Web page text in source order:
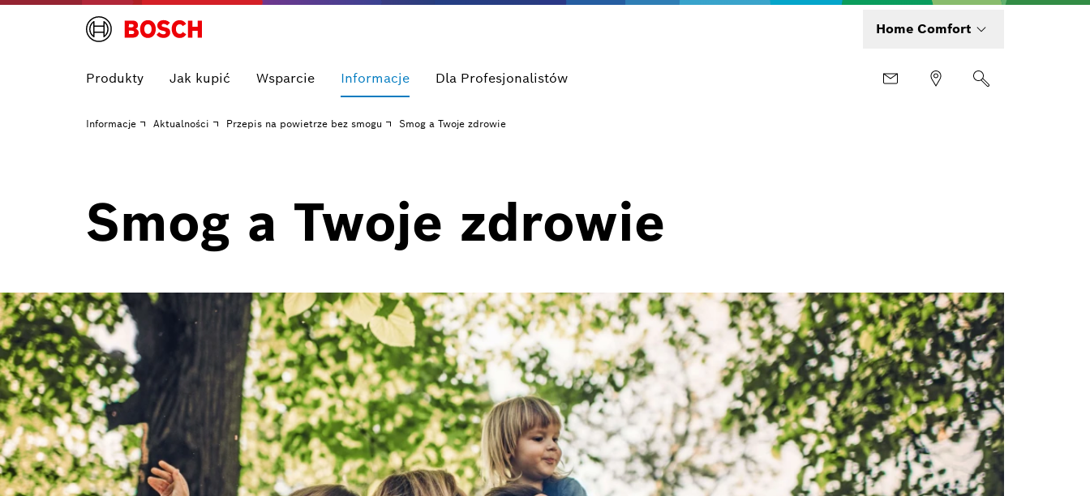
Home Comfort
Produkty Jak kupić Wsparcie Informacje Dla Profesjonalistów
Informacje Aktualności Przepis na powietrze bez smogu Smog a Twoje zdrowie
Smog a Twoje zdrowie